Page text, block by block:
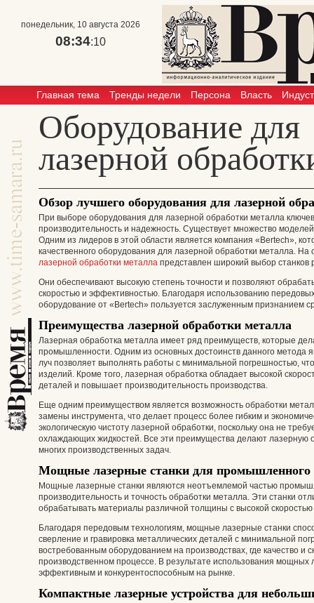
понедельник, 10 августа 2026
08:34:11
Главная тема Тренды недели Персона Власть
Оборудование для
лазерной
Обзор лучшего оборудования для лазерной
При выборе оборудования для лазерной обработки металла
производительность и надежность. Существует множество
Одним из лидеров в этой области является компания «Bertech»,
качественного оборудования для лазерной обработки металла. На
лазерной обработки металла представлен широкий выбор
Они обеспечивают высокую степень точности и позволяют
скоростью и эффективностью. Благодаря использованию
оборудование от «Bertech» пользуется заслуженным признанием
Преимущества лазерной обработки металла
Лазерная обработка металла имеет ряд преимуществ, которые
промышленности. Одним из основных достоинств данного метода
луч позволяет выполнять работы с минимальной погрешностью,
изделий. Кроме того, лазерная обработка обладает высокой
деталей и повышает производительность производства.
Еще одним преимуществом является возможность обработки
замены инструмента, что делает процесс более гибким и
экологическую чистоту лазерной обработки, поскольку она не
охлаждающих жидкостей. Все эти преимущества делают лазерную
многих производственных задач.
Мощные лазерные станки для промышленного
Мощные лазерные станки являются неотъемлемой частью
производительность и точность обработки металла. Эти станки
обрабатывать материалы различной толщины с высокой
Благодаря передовым технологиям, мощные лазерные станки
сверление и гравировка металлических деталей с минимальной
востребованным оборудованием на производствах, где качество и
производственном процессе. В результате использования мощных
эффективным и конкурентоспособным на рынке.
Компактные лазерные устройства для